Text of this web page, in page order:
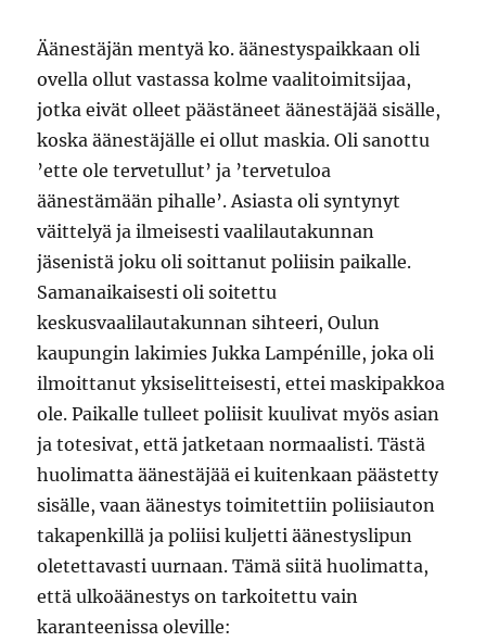
Äänestäjän mentyä ko. äänestyspaikkaan oli
ovella ollut vastassa kolme vaalitoimitsijaa,
jotka eivät olleet päästäneet äänestäjää sisälle,
koska äänestäjälle ei ollut maskia. Oli sanottu
’ette ole tervetullut’ ja ’tervetuloa
äänestämään pihalle’. Asiasta oli syntynyt
väittelyä ja ilmeisesti vaalilautakunnan
jäsenistä joku oli soittanut poliisin paikalle.
Samanaikaisesti oli soitettu
keskusvaalilautakunnan sihteeri, Oulun
kaupungin lakimies Jukka Lampénille, joka oli
ilmoittanut yksiselitteisesti, ettei maskipakkoa
ole. Paikalle tulleet poliisit kuulivat myös asian
ja totesivat, että jatketaan normaalisti. Tästä
huolimatta äänestäjää ei kuitenkaan päästetty
sisälle, vaan äänestys toimitettiin poliisiauton
takapenkillä ja poliisi kuljetti äänestyslipun
oletettavasti uurnaan. Tämä siitä huolimatta,
että ulkoäänestys on tarkoitettu vain
karanteenissa oleville: